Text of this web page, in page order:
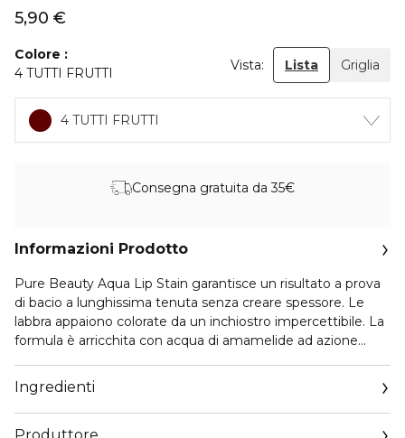
5,90 €
Colore
4 TUTTI FRUTTI
Vista: Lista Griglia
4 TUTTI FRUTTI
Consegna gratuita da 35€
Informazioni Prodotto
Pure Beauty Aqua Lip Stain garantisce un risultato a prova
di bacio a lunghissima tenuta senza creare spessore. Le
labbra appaiono colorate da un inchiostro impercettibile. La
formula è arricchita con acqua di amamelide ad azione
idratano le labbra, garantendone elasticità e morbidezza.
Ingredienti